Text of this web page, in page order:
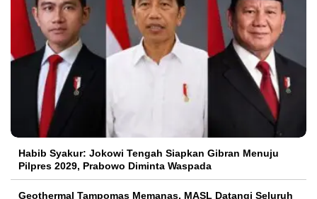
Habib Syakur: Jokowi Tengah Siapkan Gibran Menuju
Pilpres 2029, Prabowo Diminta Waspada
Geothermal Tampomas Memanas, MASL Datangi Seluruh